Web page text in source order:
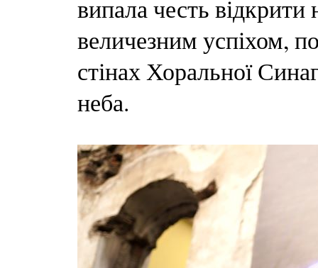
випала честь відкрити
величезним успіхом,
стінах Хоральної
неба.